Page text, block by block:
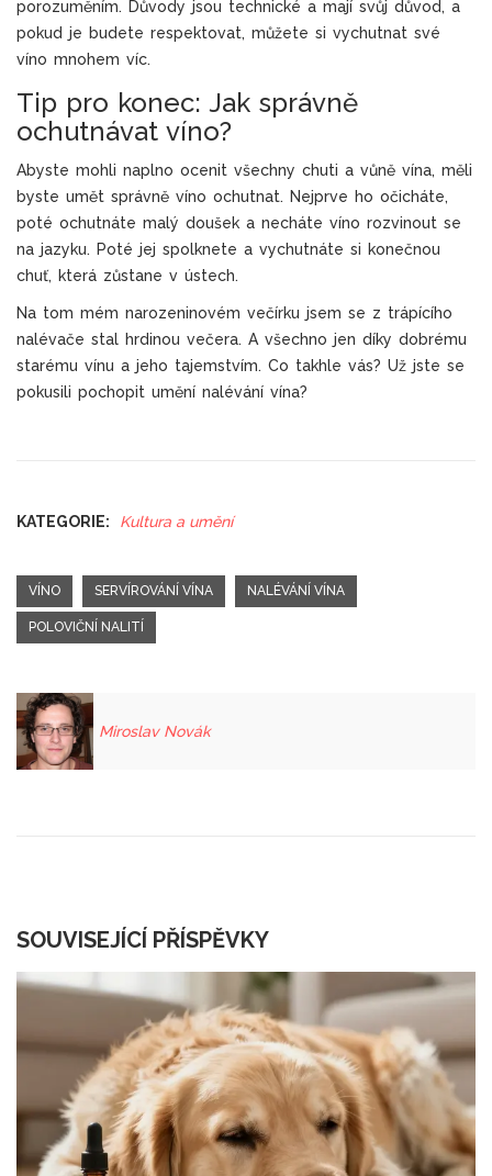
porozuměním. Důvody jsou technické a mají svůj důvod, a
pokud je budete respektovat, můžete si vychutnat své
víno mnohem víc.
Tip pro konec: Jak správně
ochutnávat víno?
Abyste mohli naplno ocenit všechny chuti a vůně vína, měli
byste umět správně víno ochutnat. Nejprve ho očicháte,
poté ochutnáte malý doušek a necháte víno rozvinout se
na jazyku. Poté jej spolknete a vychutnáte si konečnou
chuť, která zůstane v ústech.
Na tom mém narozeninovém večírku jsem se z trápícího
nalévače stal hrdinou večera. A všechno jen díky dobrému
starému vínu a jeho tajemstvím. Co takhle vás? Už jste se
pokusili pochopit umění nalévání vína?
KATEGORIE: Kultura a umění
VÍNO SERVÍROVÁNÍ VÍNA NALÉVÁNÍ VÍNA
POLOVIČNÍ NALITÍ
Miroslav Novák
SOUVISEJÍCÍ PŘÍSPĚVKY